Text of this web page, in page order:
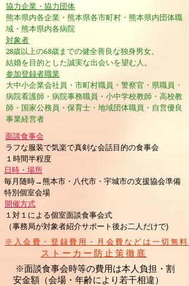
協力企業・協力団体
熊本県内各企業・熊本県各市町村・熊本県内団体職
域・熊本県内各病院
対象者
28歳以上の68歳までの健全善良な独身男女。
結婚を目的とした誠実な出会いを望む人。
参加登録者職業
大中小企業会社員・市町村職員・警察官・県職員・
病院看護師・病院事務職員・小中学校教師・高校教
師・国家公務員・保育士・地域団体職員・自営優良
事業経営者
面談食事会
ラフな服装で気楽で真剣な会話目的の食事会
１時間半程度
日時・場所
毎月随時→熊本市・八代市・宇城市の支援協会準備
特別個室会場
開催方式
１対１による個室面談食事会式
（事務局が対象者紹介サポート後お二人だけで)
※入会費・登録費用・月会費などは一切無料
ストーカー防止策徹底
※面談食事会時等の費用は本人負担・割
安金額（会場・年齢により若干相違）